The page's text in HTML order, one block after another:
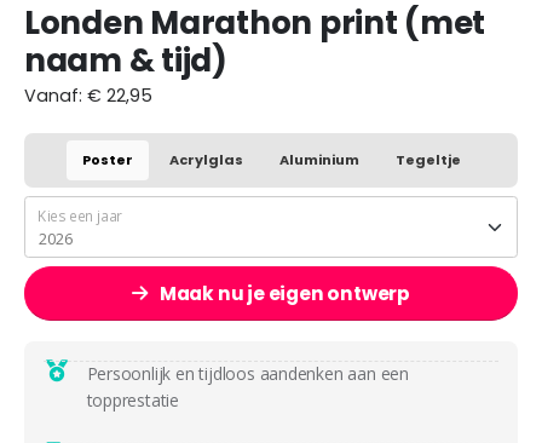
Londen Marathon print (met
naam & tijd)
Vanaf: € 22,95
Poster Acrylglas Aluminium Tegeltje
Kies een jaar
Maak nu je eigen ontwerp
Persoonlijk en tijdloos aandenken aan een
topprestatie